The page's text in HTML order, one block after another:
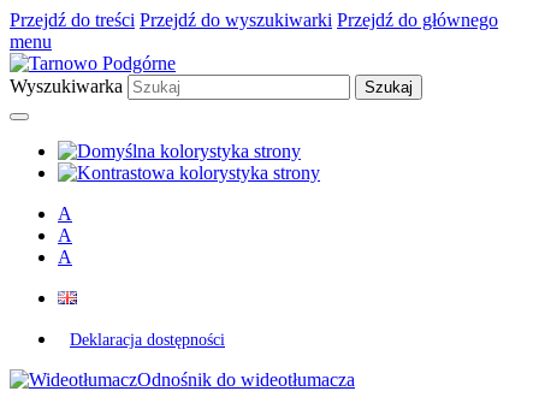
Przejdź do treści Przejdź do wyszukiwarki Przejdź do głównego
menu
Wyszukiwarka
A
A
A
Deklaracja dostępności
Odnośnik do wideotłumacza